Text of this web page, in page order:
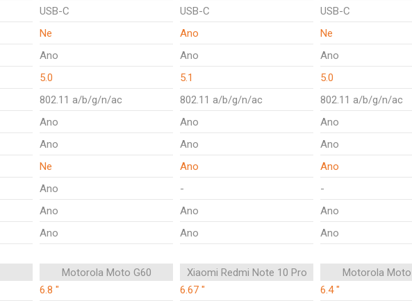
USB-C USB-C
USB-C
Ne Ano
Ne
Ano Ano
Ano
5.0 5.1
5.0
802.11 a/b/g/n/ac 802.11 a/b/g/n/ac
802.11 a/b/g/n/ac
Ano Ano
Ano
Ano Ano
Ano
Ne Ano
Ano
Ano -
-
Ano Ano
Ano
Ano Ano Ano
Motorola Moto G60 Xiaomi Redmi Note 10 Pro
Motorola Moto
6.8 " 6.67 "
6.4 "